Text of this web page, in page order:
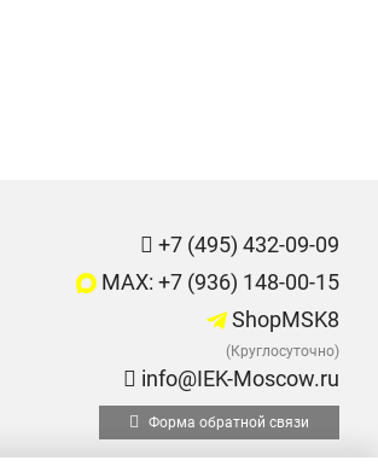
+7 (495) 432-09-09
MAX: +7 (936) 148-00-15
ShopMSK8
(Круглосуточно)
info@IEK-Moscow.ru
Форма обратной связи